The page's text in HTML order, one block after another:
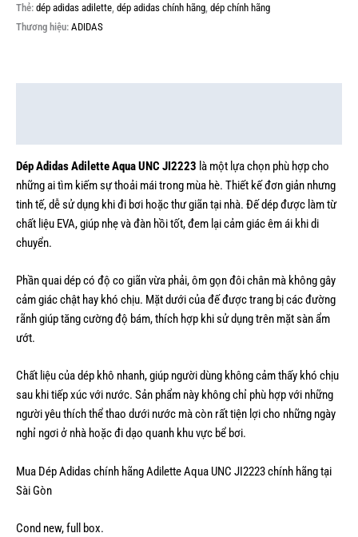
Thẻ: dép adidas adilette dép adidas chính hãng dép chính hãng
Thương hiệu: ADIDAS
Dép Adidas Adilette Aqua UNC JI2223 là một lựa chọn phù hợp cho
những ai tìm kiếm sự thoải mái trong mùa hè. Thiết kế đơn giản nhưng
tinh tế, dễ sử dụng khi đi bơi hoặc thư giãn tại nhà. Đế dép được làm từ
chất liệu EVA, giúp nhẹ và đàn hồi tốt, đem lại cảm giác êm ái khi di
chuyển.
Phần quai dép có độ co giãn vừa phải, ôm gọn đôi chân mà không gây
cảm giác chật hay khó chịu. Mặt dưới của đế được trang bị các đường
rãnh giúp tăng cường độ bám, thích hợp khi sử dụng trên mặt sàn ẩm
ướt.
Chất liệu của dép khô nhanh, giúp người dùng không cảm thấy khó chịu
sau khi tiếp xúc với nước. Sản phẩm này không chỉ phù hợp với những
người yêu thích thể thao dưới nước mà còn rất tiện lợi cho những ngày
nghỉ ngơi ở nhà hoặc đi dạo quanh khu vực bể bơi.
Mua Dép Adidas chính hãng Adilette Aqua UNC JI2223 chính hãng tại
Sài Gòn
Cond new, full box.